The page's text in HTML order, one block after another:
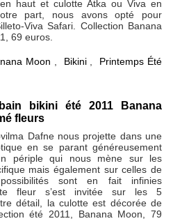
haut et culotte Atka ou Viva en
part, nous avons opté pour
Viva Safari. Collection Banana
69 euros.
Moon Bikini, Printemps Été
bikini été 2011 Banana
fleurs
Dafne nous projette dans une
en se parant généreusement
périple qui nous mène sur les
mais également sur celles de
sont en fait infinies
fleur s’est invitée sur les 5
détail, la culotte est décorée de
été 2011, Banana Moon, 79